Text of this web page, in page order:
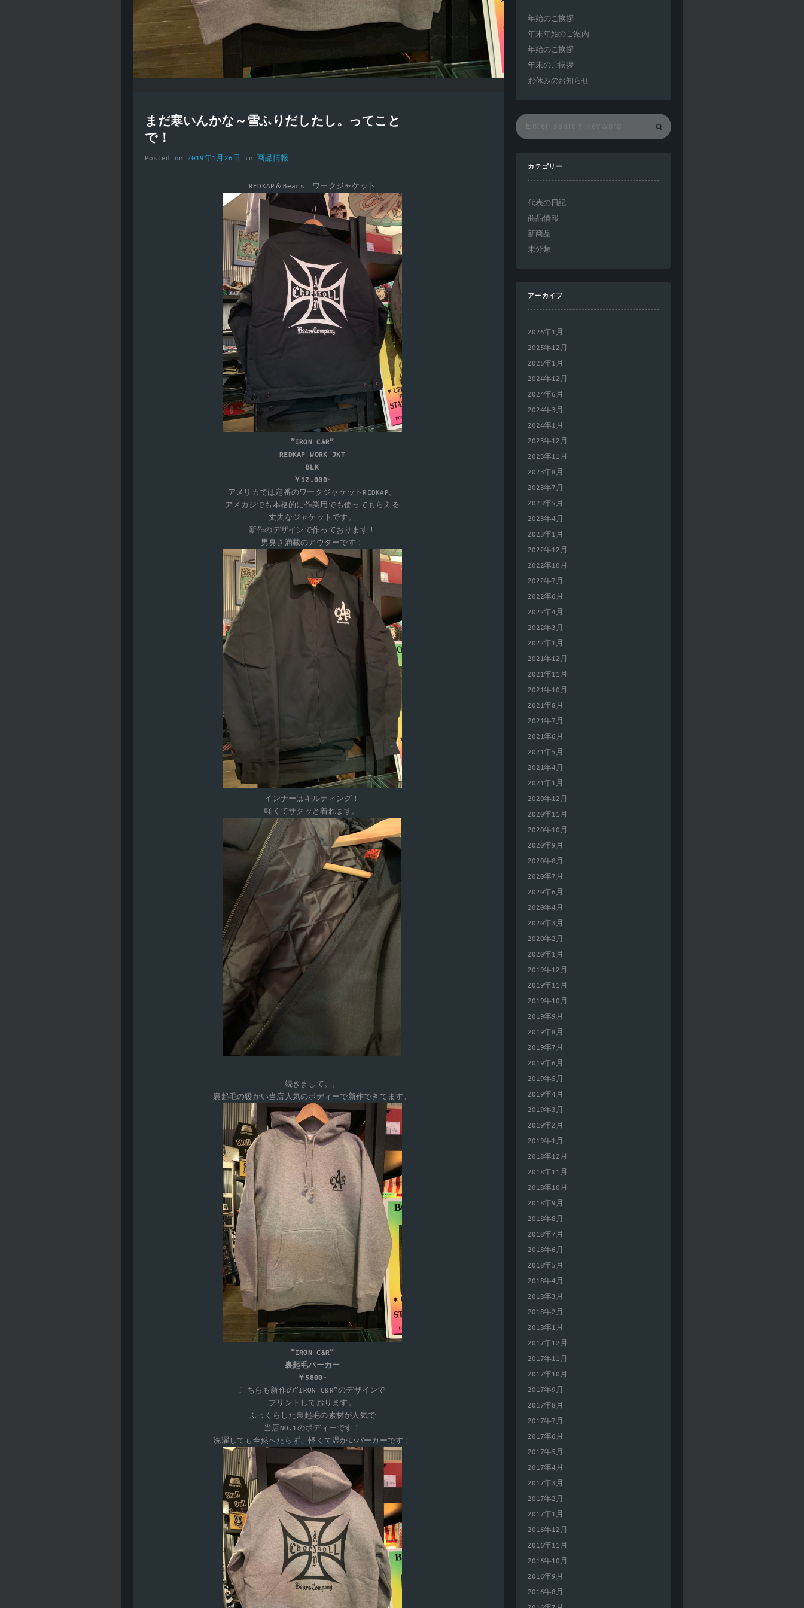
まだ寒いんかな～雪ふりだしたし。ってこと
で！
Posted on 2019年1月26日 in商品情報
REDKAP＆Bears ワークジャケット
”IRON C&R”
REDKAP WORK JKT
BLK
￥12.000-
アメリカでは定番のワークジャケットREDKAP。
アメカジでも本格的に作業用でも使ってもらえる
丈夫なジャケットです。
新作のデザインで作っております！
男臭さ満載のアウターです！
インナーはキルティング！
軽くてサクッと着れます。
続きまして。。
裏起毛の暖かい当店人気のボディーで新作できてます。
”IRON C&R”
裏起毛パーカー
￥5800-
こちらも新作の”IRON C&R”のデザインで
プリントしております。
ふっくらした裏起毛の素材が人気で
当店NO.1のボディーです！
洗濯しても全然へたらず、軽くて温かいパーカーです！
年始のご挨拶
年末年始のご案内
年始のご挨拶
年末のご挨拶
お休みのお知らせ
カテゴリー
代表の日記
商品情報
新商品
未分類
アーカイブ
2026年1月
2025年12月
2025年1月
2024年12月
2024年6月
2024年3月
2024年1月
2023年12月
2023年11月
2023年8月
2023年7月
2023年5月
2023年4月
2023年1月
2022年12月
2022年10月
2022年7月
2022年6月
2022年4月
2022年3月
2022年1月
2021年12月
2021年11月
2021年10月
2021年8月
2021年7月
2021年6月
2021年5月
2021年4月
2021年1月
2020年12月
2020年11月
2020年10月
2020年9月
2020年8月
2020年7月
2020年6月
2020年4月
2020年3月
2020年2月
2020年1月
2019年12月
2019年11月
2019年10月
2019年9月
2019年8月
2019年7月
2019年6月
2019年5月
2019年4月
2019年3月
2019年2月
2019年1月
2018年12月
2018年11月
2018年10月
2018年9月
2018年8月
2018年7月
2018年6月
2018年5月
2018年4月
2018年3月
2018年2月
2018年1月
2017年12月
2017年11月
2017年10月
2017年9月
2017年8月
2017年7月
2017年6月
2017年5月
2017年4月
2017年3月
2017年2月
2017年1月
2016年12月
2016年11月
2016年10月
2016年9月
2016年8月